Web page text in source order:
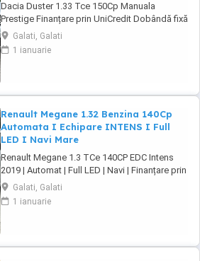
Dacia Duster 1.33 Tce 150Cp Manuala
Prestige Finanțare prin UniCredit Dobândă fixă
de la 7,9%* Rate fixe pe toată perioada
finanțării Aprobare rapidă Garanție inclusă
pentru autoturismele eligibile Transport la
Galati, Galati
1 ianuarie
Renault Megane 1.32 Benzina 140Cp
Automata I Echipare INTENS I Full
LED I Navi Mare
Renault Megane 1.3 TCe 140CP EDC Intens
2019 | Automat | Full LED | Navi | Finanțare prin
UniCredit Dobândă fixă de la 7,9%* Rate fixe
pe toată perioada finanțării Aprobare rapidă
Garanție inclusă pentru autoturismele eligibile
Galati, Galati
1 ianuarie